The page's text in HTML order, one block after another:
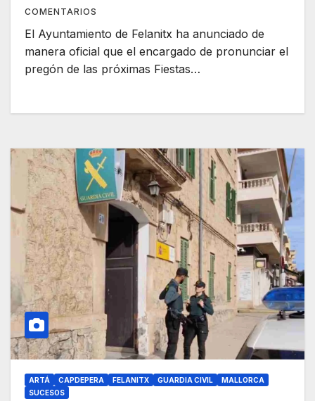
COMENTARIOS
El Ayuntamiento de Felanitx ha anunciado de
manera oficial que el encargado de pronunciar el
pregón de las próximas Fiestas…
ARTÁ CAPDEPERA FELANITX GUARDIA CIVIL
MALLORCA
SUCESOS